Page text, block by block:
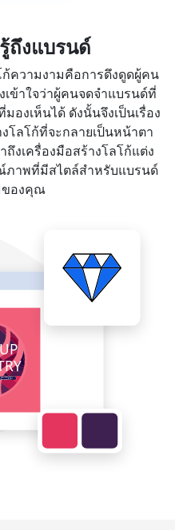
ถึงแบรนด์
ความงามคือการดึงดูดผู้คน
าใจว่าผู้คนจดจำแบรนด์ที่
งเห็นได้ ดังนั้นจึงเป็นเรื่อง
ลโก้ที่จะกลายเป็นหน้าตา
งเครื่องมือสร้างโลโก้แต่ง
ภาพที่มีสไตล์สำหรับแบรนด์
ของคุณ